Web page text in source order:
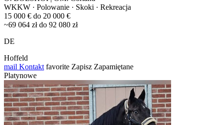
WKKW · Polowanie · Skoki · Rekreacja
15 000 € do 20 000 €
~69 064 zł do 92 080 zł
DE
Hoffeld
mail Kontakt favorite Zapisz Zapamiętane
Platynowe